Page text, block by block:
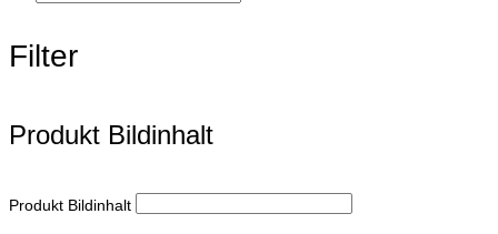
search
Filter
Produkt Bildinhalt
Produkt Bildinhalt